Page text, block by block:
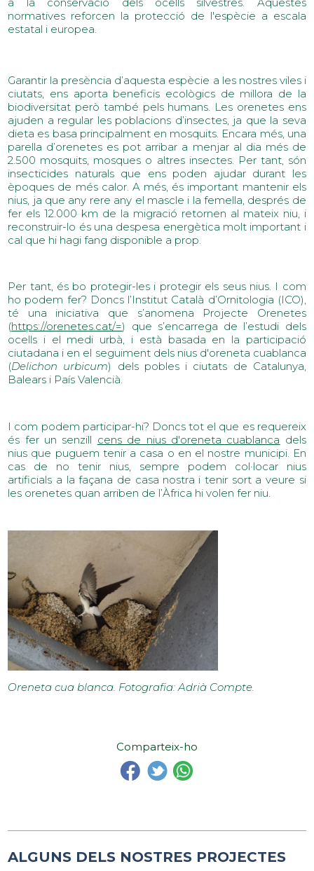
normatives reforcen la protecció de l'espècie a escala
estatal i europea.
Garantir la presència d’aquesta espècie a les nostres viles i
ciutats, ens aporta beneficis ecològics de millora de la
biodiversitat però també pels humans. Les orenetes ens
ajuden a regular les poblacions d’insectes, ja que la seva
dieta es basa principalment en mosquits. Encara més, una
parella d’orenetes es pot arribar a menjar al dia més de
2.500 mosquits, mosques o altres insectes. Per tant, són
insecticides naturals que ens poden ajudar durant les
èpoques de més calor. A més, és important mantenir els
nius, ja que any rere any el mascle i la femella, després de
fer els 12.000 km de la migració retornen al mateix niu, i
reconstruir-lo és una despesa energètica molt important i
cal que hi hagi fang disponible a prop.
Per tant, és bo protegir-les i protegir els seus nius. I com
ho podem fer? Doncs l’Institut Català d’Ornitologia (ICO),
té una iniciativa que s’anomena Projecte Orenetes
(https://orenetes.cat/=) que s’encarrega de l’estudi dels
ocells i el medi urbà, i està basada en la participació
ciutadana i en el seguiment dels nius d'oreneta cuablanca
(Delichon urbicum) dels pobles i ciutats de Catalunya,
Balears i País Valencià.
I com podem participar-hi? Doncs tot el que es requereix
és fer un senzill cens de nius d'oreneta cuablanca dels
nius que puguem tenir a casa o en el nostre municipi. En
cas de no tenir nius, sempre podem col·locar nius
artificials a la façana de casa nostra i tenir sort a veure si
les orenetes quan arriben de l’Àfrica hi volen fer niu.
Oreneta cua blanca. Fotografia: Adrià Compte.
Comparteix-ho
ALGUNS DELS NOSTRES PROJECTES